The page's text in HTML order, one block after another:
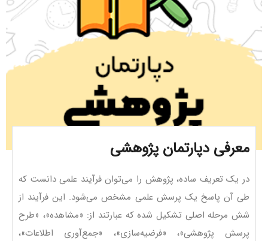
معرفی دپارتمان پژوهشی
در یک تعریف ساده، پژوهش را می‌توان فرآیند علمی دانست که
طی آن پاسخ یک پرسش علمی مشخص می‌شود. این فرآیند از
شش مرحله اصلی تشکیل شده که عبارتند از: «مشاهده»، «طرح
پرسش پژوهشی»، «فرضیه‌سازی»، «جمع‌آوری اطلاعات»،